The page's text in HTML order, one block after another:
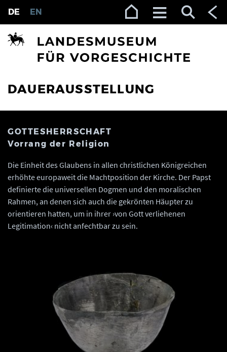
Zur Navigation (Enter)
Zum Inhalt (Enter)
Zum Footer (Enter)
DAUERAUSSTELLUNG
DE EN
GOTTESHERRSCHAFT
Vorrang der Religion
Die Einheit des Glaubens in allen christlichen Königreichen
erhöhte europaweit die Machtposition der Kirche. Der Papst
definierte die universellen Dogmen und den moralischen
Rahmen, an denen sich auch die gekrönten Häupter zu
orientieren hatten, um in ihrer ›von Gott verliehenen
Legitimation‹ nicht anfechtbar zu sein.